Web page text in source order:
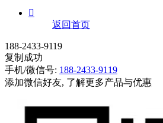

返回首页
188-2433-9119
复制成功
手机/微信号: 188-2433-9119
添加微信好友, 了解更多产品与优惠